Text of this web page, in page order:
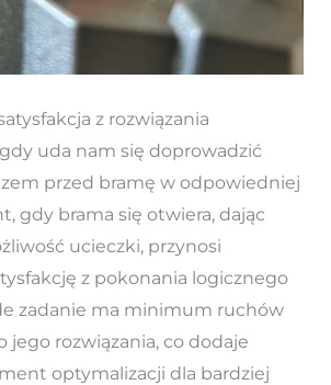
z rozwiązania
uda nam się doprowadzić
przed bramę w odpowiedniej
gdy brama się otwiera, dając
ucieczki, przynosi
z pokonania logicznego
zadanie ma minimum ruchów
jego rozwiązania, co dodaje
optymalizacji dla bardziej